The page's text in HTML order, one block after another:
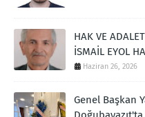
HAK VE
İSMAİL EYOL
Haziran 26, 2026
Genel Başkan